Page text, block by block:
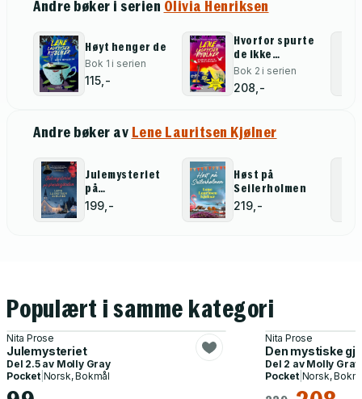
Andre bøker i serien Olivia Henriksen
Høyt henger de
Bok 1 i serien
115,-
Hvorfor spurte
de ikke
Evensen?
Bok 2 i serien
208,-
Andre bøker av Lene Lauritsen Kjølner
Julemysteriet
på
prestegården
199,-
Høst på
Seilerholmen
219,-
Populært i samme kategori
Nita Prose
Julemysteriet
Del 2.5 av Molly Gray
Pocket| Norsk, Bokmål
Nita Prose
Den mystiske
Del 2 av Molly Gray
Pocket| Norsk,